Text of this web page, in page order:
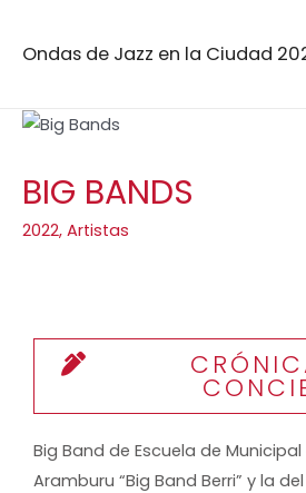
Ondas de Jazz en la Ciudad
BIG BANDS
2022, Artistas
Big Band de Escuela de Municipal
Aramburu “Big Band Berri” y la